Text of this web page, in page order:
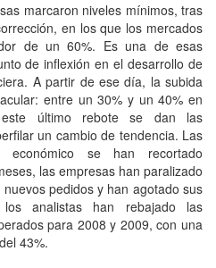
marcaron niveles mínimos, tras
en los que los mercados
de un 60%. Es una de esas
de inflexión en el desarrollo de
A partir de ese día, la subida
entre un 30% y un 40% en
último rebote se dan las
un cambio de tendencia. Las
económico se han recortado
las empresas han paralizado
pedidos y han agotado sus
analistas han rebajado las
para 2008 y 2009, con una
43%.